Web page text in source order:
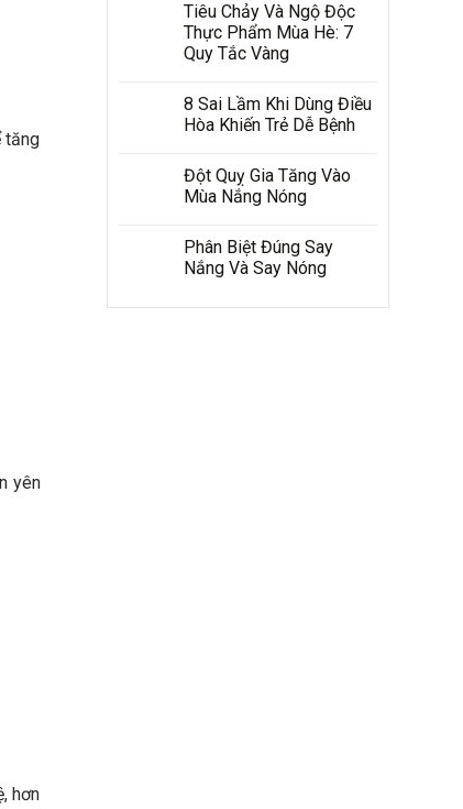
tăng
yên
hơn
Tiêu Chảy Và Ngộ Độc
Thực Phẩm Mùa Hè: 7
Quy Tắc Vàng
8 Sai Lầm Khi Dùng Điều
Hòa Khiến Trẻ Dễ Bệnh
Đột Quỵ Gia Tăng Vào
Mùa Nắng Nóng
Phân Biệt Đúng Say
Nắng Và Say Nóng